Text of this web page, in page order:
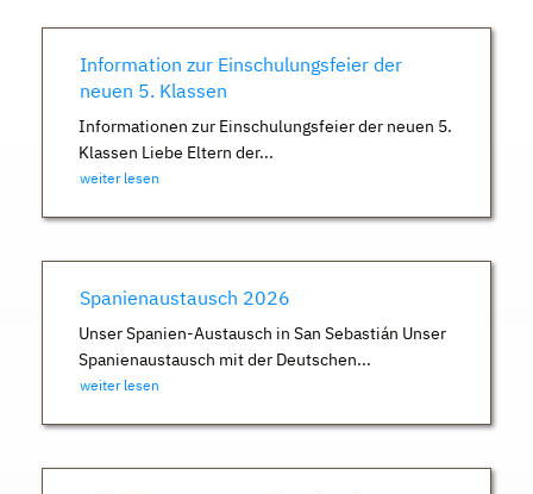
Information zur Einschulungsfeier der
neuen 5. Klassen
Informationen zur Einschulungsfeier der neuen 5.
Klassen Liebe Eltern der...
weiter lesen
Spanienaustausch 2026
Unser Spanien-Austausch in San Sebastián Unser
Spanienaustausch mit der Deutschen...
weiter lesen